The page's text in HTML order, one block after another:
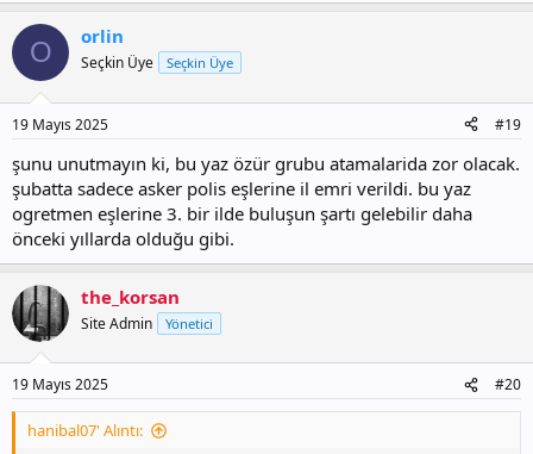
O orlin
Seçkin Üye Seçkin Üye
19 Mayıs 2025 #19
şunu unutmayın ki, bu yaz özür grubu atamalarida zor olacak.
şubatta sadece asker polis eşlerine il emri verildi. bu yaz
ogretmen eşlerine 3. bir ilde buluşun şartı gelebilir daha
önceki yıllarda olduğu gibi.
the_korsan
Site Admin Yönetici
19 Mayıs 2025 #20
hanibal07' Alıntı: